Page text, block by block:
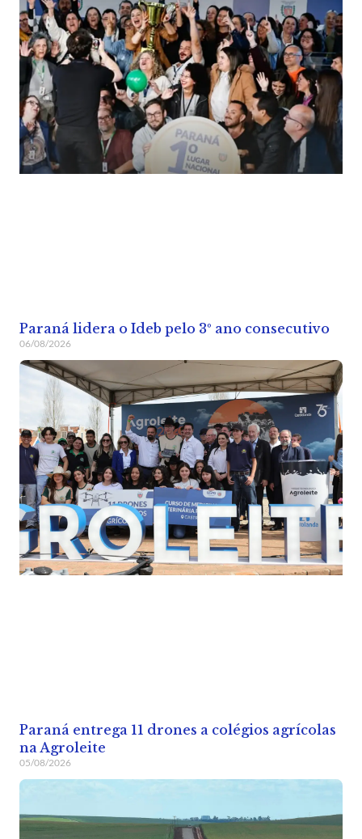
Paraná lidera o Ideb pelo 3º ano consecutivo
06/08/2026
Paraná entrega 11 drones a colégios agrícolas
na Agroleite
05/08/2026